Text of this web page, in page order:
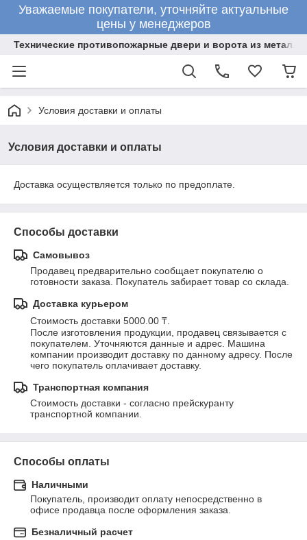
Уважаемые покупатели, уточняйте актуальные
цены у менеджеров
Технические противопожарные двери и ворота из металла
Условия доставки и оплаты
Условия доставки и оплаты
Доставка осуществляется только по предоплате.
Способы доставки
Самовывоз
Продавец предварительно сообщает покупателю о
готовности заказа. Покупатель забирает товар со склада.
Доставка курьером
Стоимость доставки 5000.00 ₸.
После изготовления продукции, продавец связывается с
покупателем. Уточняются данные и адрес. Машина
компании производит доставку по данному адресу. После
чего покупатель оплачивает доставку.
Транспортная компания
Стоимость доставки - согласно прейскуранту
транспортной компании.
Способы оплаты
Наличными
Покупатель, производит оплату непосредственно в
офисе продавца после оформления заказа.
Безналичный расчет